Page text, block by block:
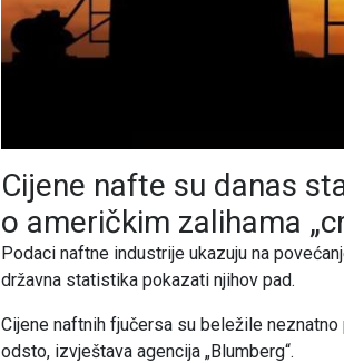
Cijene nafte su danas
o američkim zalihama
Podaci naftne industrije ukazuju na
državna statistika pokazati njihov pad.
Cijene naftnih fjučersa su beležile
odsto, izvještava agencija „Blumberg“.